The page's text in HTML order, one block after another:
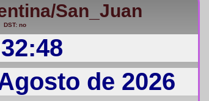
San_Juan
DST: no
de 2026